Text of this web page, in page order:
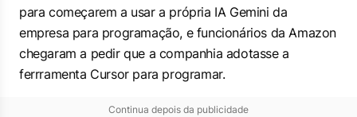
para começarem a usar a própria IA Gemini da
empresa para programação, e funcionários da Amazon
chegaram a pedir que a companhia adotasse a
ferrramenta Cursor para programar.
Continua depois da publicidade